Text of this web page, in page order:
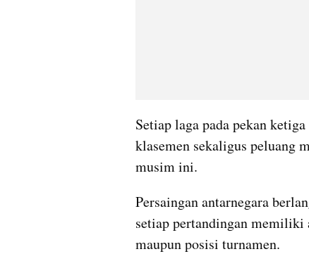
Setiap laga pada pekan
klasemen sekaligus peluang
musim ini.
Persaingan antarnegara
setiap pertandingan memiliki
maupun posisi turnamen.